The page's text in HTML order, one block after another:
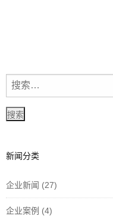
新闻分类
企业新闻 (27)
企业案例 (4)